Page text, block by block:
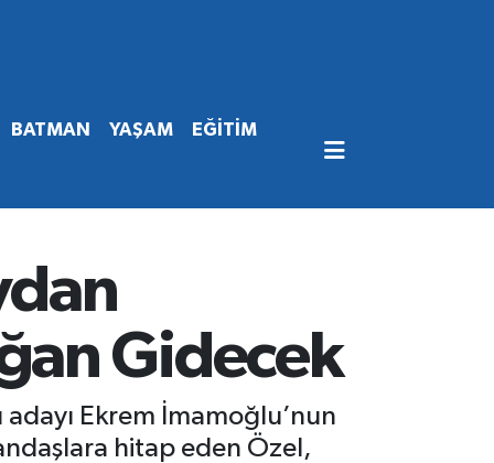
BATMAN YAŞAM EĞİTİM
Gidecek
Ekrem İmamoğlu’nun
hitap eden Özel,